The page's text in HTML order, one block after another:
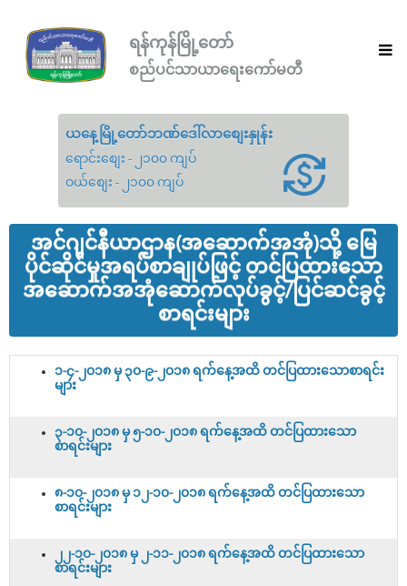
ရန်ကုန်မြို့တော်
စည်ပင်သာယာရေးကော်မတီ
ယနေ့မြို့တော်ဘဏ်ဒေါ်လာစျေးနှုန်း
ရောင်းစျေး - ၂၁၀၀ ကျပ်
ဝယ်စျေး - ၂၁၀၀ ကျပ်
အင်ဂျင်နီယာဌာန(အဆောက်အအုံ)သို့ မြေ
ပိုင်ဆိုင်မှုအရပ်စာချုပ်ဖြင့် တင်ပြထားသော
အဆောက်အအုံဆောက်လုပ်ခွင့်/ပြင်ဆင်ခွင့်
စာရင်းများ
၁-၄-၂၀၁၈ မှ ၃၀-၉-၂၀၁၈ ရက်နေ့အထိ တင်ပြထားသောစာရင်း
များ
၃-၁၀-၂၀၁၈ မှ ၅-၁၀-၂၀၁၈ ရက်နေ့အထိ တင်ပြထားသော
စာရင်းများ
၈-၁၀-၂၀၁၈ မှ ၁၂-၁၀-၂၀၁၈ ရက်နေ့အထိ တင်ပြထားသော
စာရင်းများ
၂၂-၁၀-၂၀၁၈ မှ ၂-၁၁-၂၀၁၈ ရက်နေ့အထိ တင်ပြထားသော
စာရင်းများ